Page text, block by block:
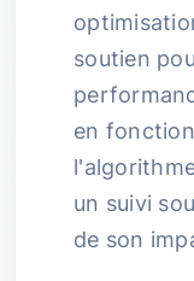
soutien
en
un suivi
de son